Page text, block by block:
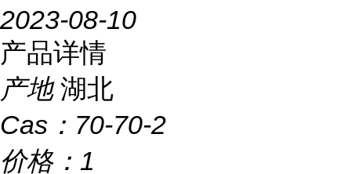
2023-08-10
产品详情
产地 湖北
Cas： 70-70-2
价格： 1